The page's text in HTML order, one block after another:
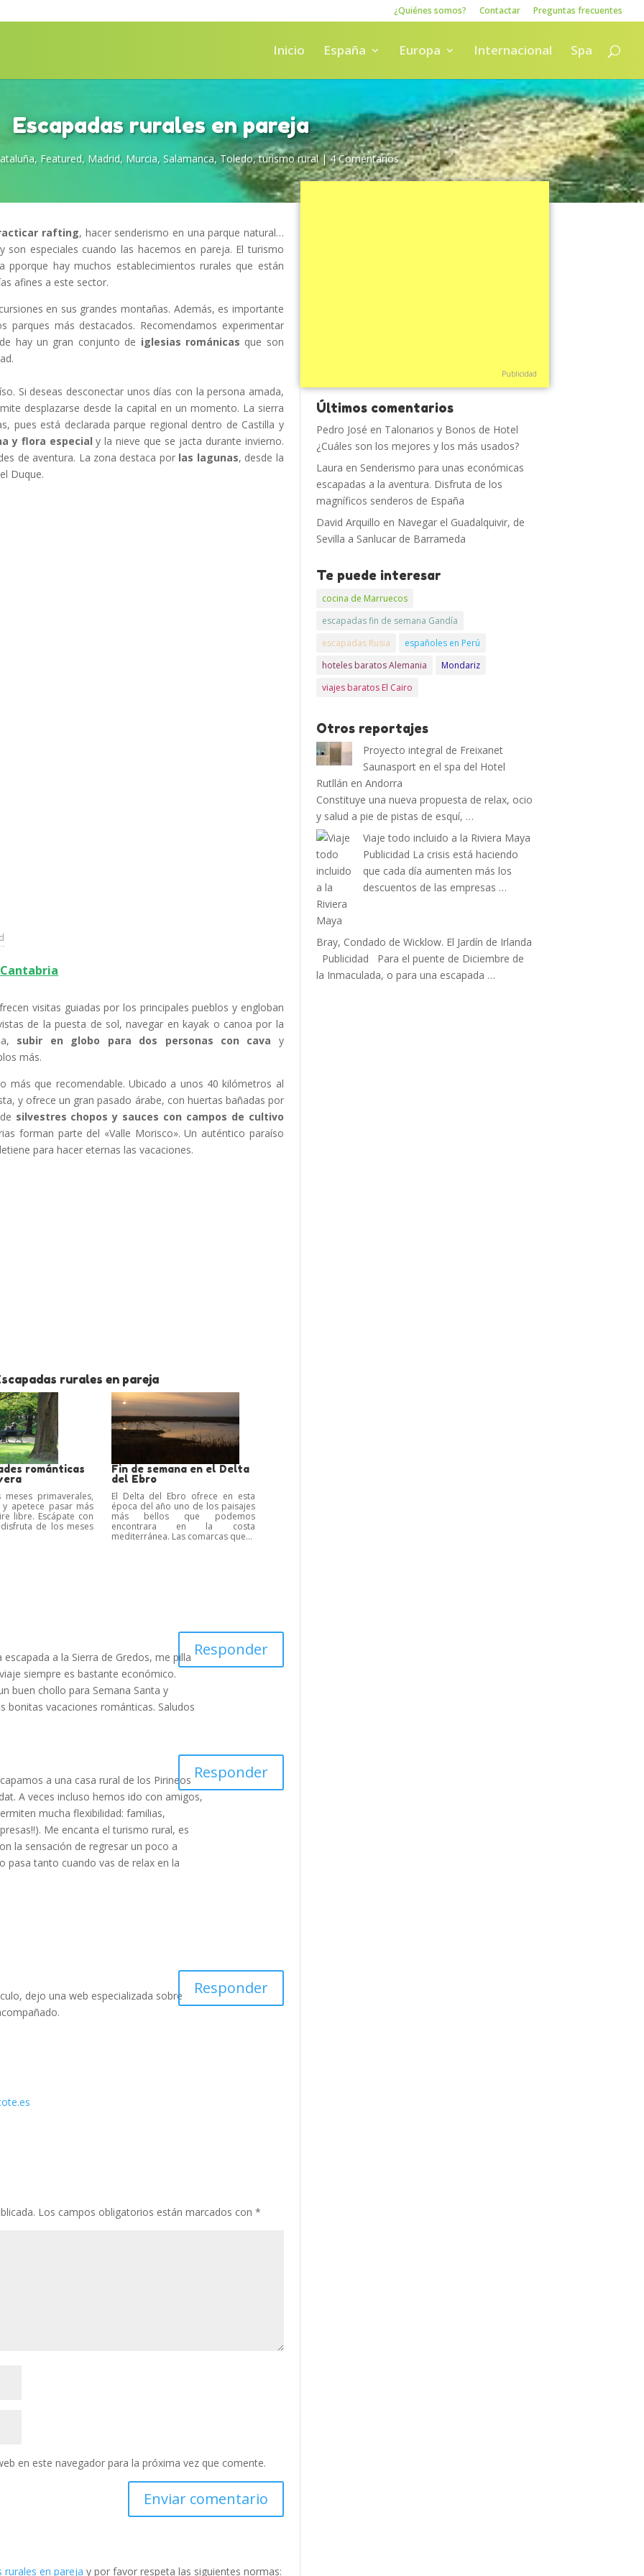
¿Quiénes somos? Contactar Preguntas frecuentes
Inicio España Europa Internacional Spa
Escapadas rurales en pareja
, Featured, Madrid, Murcia, Salamanca, Toledo,turismo rural|4 Comentarios
rafting, hacer senderismo en una parque natural…
especiales cuando las hacemos en pareja. El turismo
hay muchos establecimientos rurales que están
afines a este sector.
en sus grandes montañas. Además, es importante
más destacados. Recomendamos experimentar
hay un gran conjunto de iglesias románicas que son
Si deseas desconectar unos días con la persona amada,
desplazarse desde la capital en un momento. La sierra
pues está declarada parque regional dentro de Castilla y
y flora especial y la nieve que se jacta durante invierno.
de aventura. La zona destaca por las lagunas, desde la
Duque.
visitas guiadas por los principales pueblos y engloban
de la puesta de sol, navegar en kayak o canoa por la
subir en globo para dos personas con cava y
más.
más que recomendable. Ubicado a unos 40 kilómetros al
y ofrece un gran pasado árabe, con huertas bañadas por
silvestres chopos y sauces con campos de cultivo
forman parte del «Valle Morisco». Un auténtico paraíso
para hacer eternas las vacaciones.
rurales en pareja
románticas
meses primaverales,
apetece pasar más
libre. Escápate con
de los meses
Fin de semana en el Delta
del Ebro
El Delta del Ebro ofrece en esta
época del año uno de los paisajes
más bellos que podemos
encontrara en la costa
mediterránea. Las comarcas que...
a la Sierra de Gredos, me pilla
siempre es bastante económico.
buen chollo para Semana Santa y
bonitas vacaciones románticas. Saludos
Responder
a una casa rural de los Pirineos
A veces incluso hemos ido con amigos,
mucha flexibilidad: familias,
Me encanta el turismo rural, es
la sensación de regresar un poco a
pasa tanto cuando vas de relax en la
Responder
dejo una web especializada sobre
Responder
Los campos obligatorios están marcados con*
en este navegador para la próxima vez que comente.
rurales en pareja y por favor respeta las siguientes normas:
Publicidad
Últimos comentarios
Pedro José en Talonarios y Bonos de Hotel
¿Cuáles son los mejores y los más usados?
Laura en Senderismo para unas económicas
escapadas a la aventura. Disfruta de los
magníficos senderos de España
David Arquillo en Navegar el Guadalquivir, de
Sevilla a Sanlucar de Barrameda
Te puede interesar
cocina de Marruecos
escapadas fin de semana Gandía
escapadas Rusia
españoles en Perú
hoteles baratos Alemania
Mondariz
viajes baratos El Cairo
Otros reportajes
Proyecto integral de Freixanet
Saunasport en el spa del Hotel
Rutllán en Andorra
Constituye una nueva propuesta de relax, ocio
y salud a pie de pistas de esquí, …
Viaje todo incluido a la Riviera Maya
Publicidad La crisis está haciendo
que cada día aumenten más los
descuentos de las empresas …
Bray, Condado de Wicklow. El Jardín de Irlanda
Publicidad Para el puente de Diciembre de
la Inmaculada, o para una escapada …